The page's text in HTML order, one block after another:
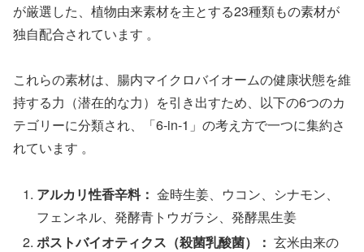
が厳選した、植物由来素材を主とする23種類もの素材が
独自配合されています 。
これらの素材は、腸内マイクロバイオームの健康状態を維
持する力（潜在的な力）を引き出すため、以下の6つのカ
テゴリーに分類され、「6-in-1」の考え方で一つに集約さ
れています 。
アルカリ性香辛料： 金時生姜、ウコン、シナモン、
フェンネル、発酵青トウガラシ、発酵黒生姜
ポストバイオティクス（殺菌乳酸菌）： 玄米由来の